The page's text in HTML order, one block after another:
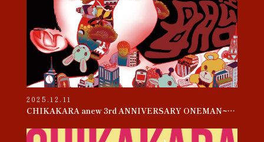
2025.12.11
CHIKAKARA anew 3rd ANNIVERSARY ONEMAN~母胎~